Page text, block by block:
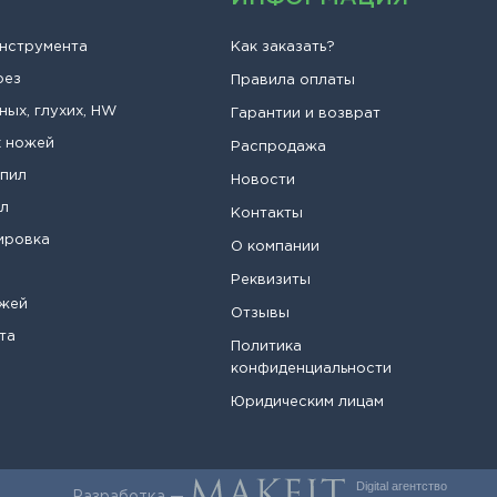
глухих, HW
ножей
Как заказать?
Правила оплаты
Гарантии и возврат
Распродажа
Новости
Контакты
О компании
Реквизиты
Отзывы
Политика
конфиденциальности
Юридическим лицам
Digital агентство